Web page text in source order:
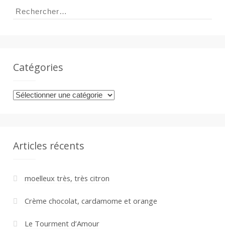
Rechercher :
Catégories
Catégories
Articles récents
moelleux très, très citron
Crème chocolat, cardamome et orange
Le Tourment d’Amour